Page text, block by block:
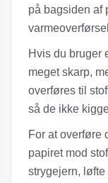
på bagsiden af
Hvis du bruger
meget skarp,
overføres til
så de ikke
For at overføre
papiret mod
strygejern, løfte